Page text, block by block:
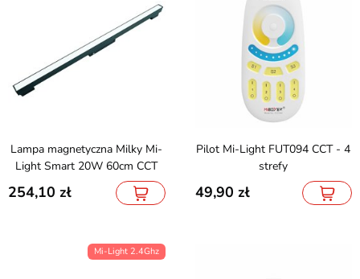
Lampa magnetyczna Milky Mi-
Light Smart 20W 60cm CCT
254,10
Pilot Mi-Light FUT094 CCT - 4
strefy
49,90
Mi-Light 2.4Ghz